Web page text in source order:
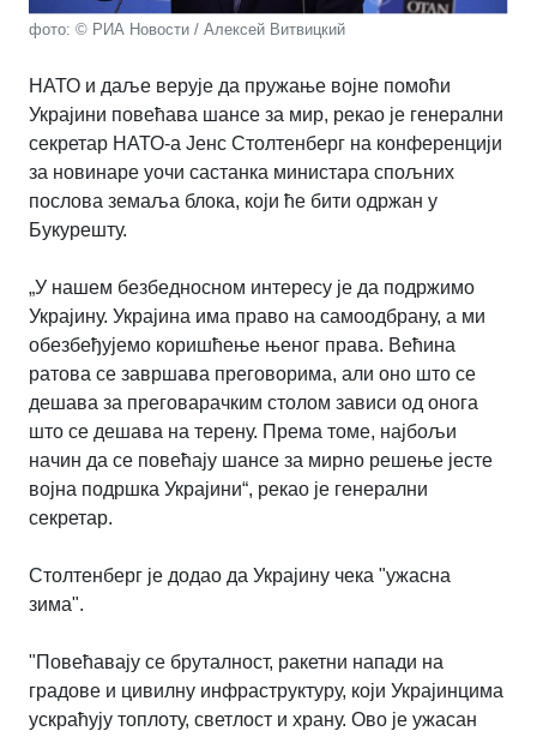
фото: © РИА Новости / Алексей Витвицкий
НАТО и даље верује да пружање војне помоћи
Украјини повећава шансе за мир, рекао је генерални
секретар НАТО-а Јенс Столтенберг на конференцији
за новинаре уочи састанка министара спољних
послова земаља блока, који ће бити одржан у
Букурешту.
„У нашем безбедносном интересу је да подржимо
Украјину. Украјина има право на самоодбрану, а ми
обезбеђујемо коришћење њеног права. Већина
ратова се завршава преговорима, али оно што се
дешава за преговарачким столом зависи од онога
што се дешава на терену. Према томе, најбољи
начин да се повећају шансе за мирно решење јесте
војна подршка Украјини“, рекао је генерални
секретар.
Столтенберг je додао да Украјину чека "ужасна
зима".
"Повећавају се бруталност, ракетни напади на
градове и цивилну инфраструктуру, који Украјинцима
ускраћују топлоту, светлост и храну. Ово је ужасан